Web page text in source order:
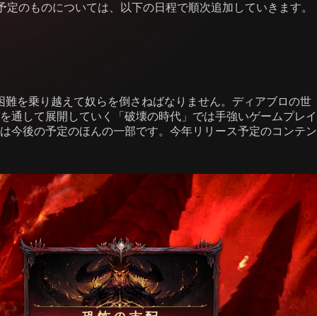
のものについては、以下の日程で順次追加していきます。
を乗り越えて奴らを倒さねばなりません。ディアブロの世
通して展開していく「破壊の時代」では手強いゲームプレイ
今後の予定のほんの一部です。今年リリース予定のコンテン